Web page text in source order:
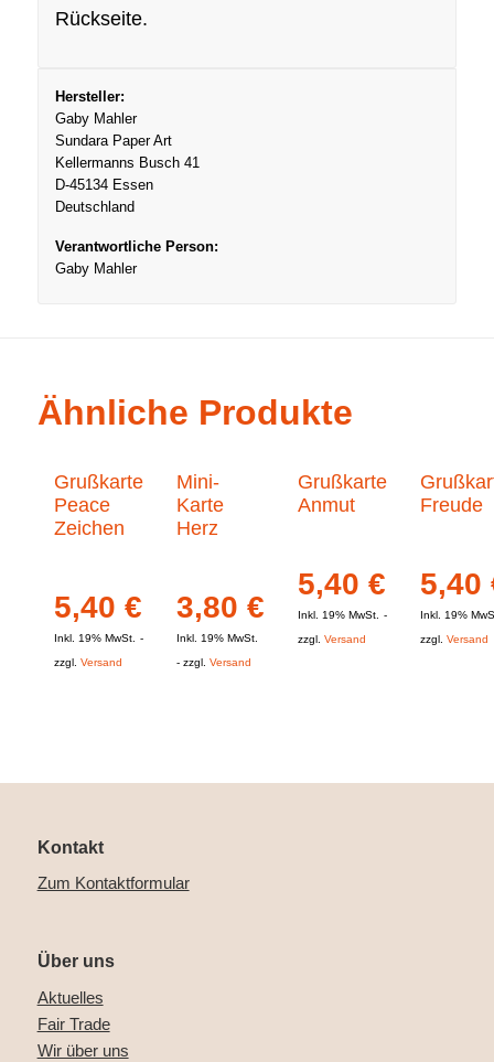
Rückseite.
Hersteller:
Gaby Mahler
Sundara Paper Art
Kellermanns Busch 41
D-45134 Essen
Deutschland
Verantwortliche Person:
Gaby Mahler
Ähnliche Produkte
Grußkarte
Peace
Zeichen
5,40 €
Inkl. 19% MwSt.
zzgl. Versand
Mini-
Karte
Herz
3,80 €
Inkl. 19% MwSt.
zzgl. Versand
Grußkarte
Anmut
5,40 €
Inkl. 19% MwSt.
zzgl. Versand
Freude
5,40
Inkl. 19%
zzgl. Versand
Kontakt
Zum Kontaktformular
Über uns
Aktuelles
Fair Trade
Wir über uns